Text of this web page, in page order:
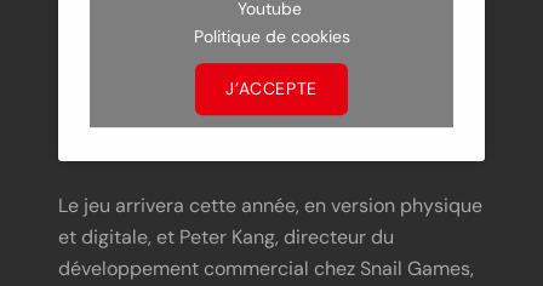
Youtube
Politique de cookies
J’ACCEPTE
Le jeu arrivera cette année, en version physique
et digitale, et Peter Kang, directeur du
développement commercial chez Snail Games,